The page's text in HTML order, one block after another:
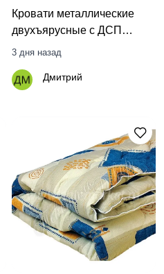
Кровати металлические
двухъярусные с ДСП
спинками
3 дня назад
Дмитрий